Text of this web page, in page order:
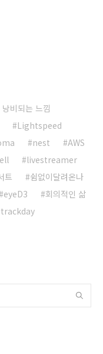
비되는 느낌
Lightspeed
nest
AWS
livestreamer
트
쉼없이달려온나
eyeD3
회의적인 삶
trackday